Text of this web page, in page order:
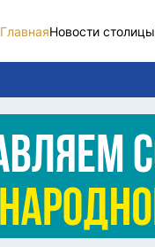
ГлавнаяНовости столицы